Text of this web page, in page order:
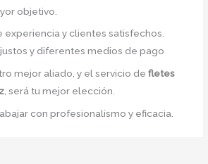
objetivo.
experiencia y clientes satisfechos.
y diferentes medios de pago
mejor aliado, y el servicio defletes
, será tu mejor elección.
con profesionalismo y eficacia.